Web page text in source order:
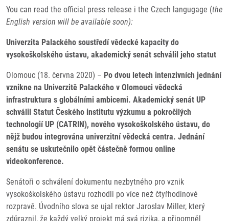
You can read the official press release i the Czech langugage (the
English version will be available soon):
Univerzita Palackého soustředí vědecké kapacity do
vysokoškolského ústavu, akademický senát schválil jeho statut
Olomouc (18. června 2020) – Po dvou letech intenzivních jednání
vznikne na Univerzitě Palackého v Olomouci vědecká
infrastruktura s globálními ambicemi. Akademický senát UP
schválil Statut Českého institutu výzkumu a pokročilých
technologií UP (CATRIN), nového vysokoškolského ústavu, do
nějž budou integrována univerzitní vědecká centra. Jednání
senátu se uskutečnilo opět částečně formou online
videokonference.
Senátoři o schválení dokumentu nezbytného pro vznik
vysokoškolského ústavu rozhodli po více než čtyřhodinové
rozpravě. Úvodního slova se ujal rektor Jaroslav Miller, který
zdůraznil, že každý velký projekt má svá rizika, a připomněl